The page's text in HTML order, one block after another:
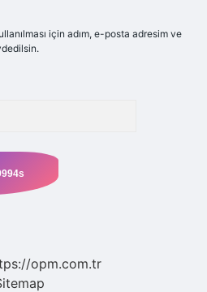
için adım, e-posta adresim ve
opm.com.tr